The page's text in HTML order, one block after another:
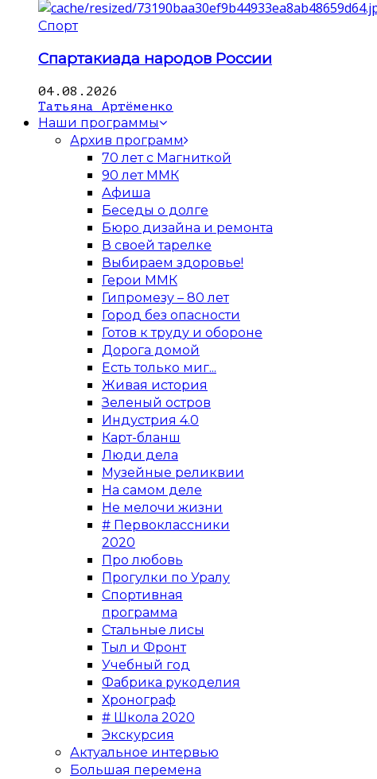
Спорт
Спартакиада народов России
04.08.2026
Татьяна Артёменко
Наши программы
Архив программ
70 лет с Магниткой
90 лет ММК
Афиша
Беседы о долге
Бюро дизайна и ремонта
В своей тарелке
Выбираем здоровье!
Герои ММК
Гипромезу – 80 лет
Город без опасности
Готов к труду и обороне
Дорога домой
Есть только миг...
Живая история
Зеленый остров
Индустрия 4.0
Карт-бланш
Люди дела
Музейные реликвии
На самом деле
Не мелочи жизни
# Первоклассники
2020
Про любовь
Прогулки по Уралу
Спортивная
программа
Стальные лисы
Тыл и Фронт
Учебный год
Фабрика рукоделия
Хронограф
# Школа 2020
Экскурсия
Актуальное интервью
Большая перемена